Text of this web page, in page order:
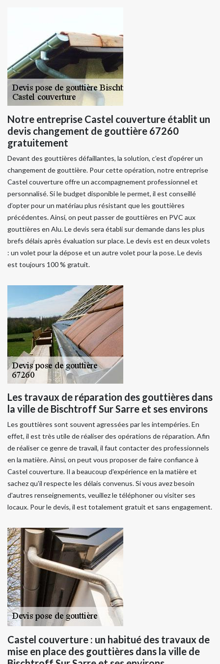
Notre entreprise Castel couverture établit un
devis changement de gouttière 67260
gratuitement
Devant des gouttières défaillantes, la solution, c’est d’opérer un
changement de gouttière. Pour cette opération, notre entreprise
Castel couverture offre un accompagnement professionnel et
personnalisé. Si le budget disponible le permet, il est conseillé
d’opter pour un matériau plus résistant que les gouttières
précédentes. Ainsi, on peut passer de gouttières en PVC aux
gouttières en Alu. Le devis sera établi sur demande dans les plus
brefs délais après évaluation sur place. Le devis est en deux volets
: un volet pour la dépose et un autre volet pour la pose. Le devis
est toujours 100 % gratuit.
Les travaux de réparation des gouttières dans
la ville de Bischtroff Sur Sarre et ses environs
Les gouttières sont souvent agressées par les intempéries. En
effet, il est très utile de réaliser des opérations de réparation. Afin
de réaliser ce genre de travail, il faut contacter des professionnels
en la matière. Ainsi, on peut vous proposer de faire confiance à
Castel couverture. Il a beaucoup d'expérience en la matière et
sachez qu'il respecte les délais convenus. Si vous avez besoin
d'autres renseignements, veuillez le téléphoner ou visiter ses
locaux. Pour le devis, il est totalement gratuit et sans engagement.
Castel couverture : un habitué des travaux de
mise en place des gouttières dans la ville de